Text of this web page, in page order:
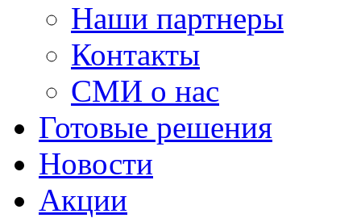
Наши партнеры
Контакты
СМИ о нас
Готовые решения
Новости
Акции